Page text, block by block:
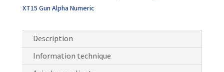
XT15 Gun Alpha Numeric
Description
Information technique